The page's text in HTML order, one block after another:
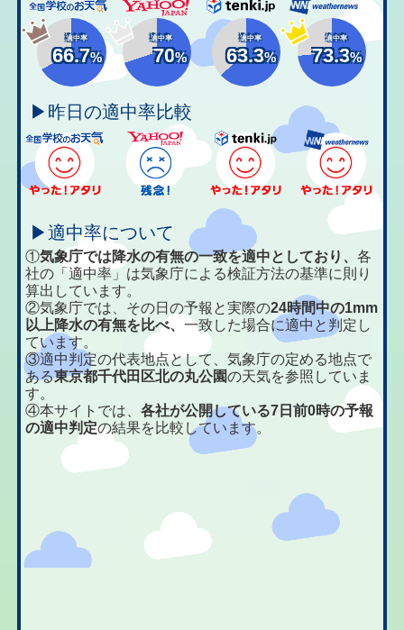
適中率
66.7%
適中率
70%
適中率
63.3%
適中率
73.3%
▶昨日の適中率比較
▶適中率について
①気象庁では降水の有無の一致を適中としており、各
社の「適中率」は気象庁による検証方法の基準に則り
算出しています。
②気象庁では、その日の予報と実際の24時間中の1mm
以上降水の有無を比べ、一致した場合に適中と判定し
ています。
③適中判定の代表地点として、気象庁の定める地点で
ある東京都千代田区北の丸公園の天気を参照していま
す。
④本サイトでは、各社が公開している7日前0時の予報
の適中判定の結果を比較しています。